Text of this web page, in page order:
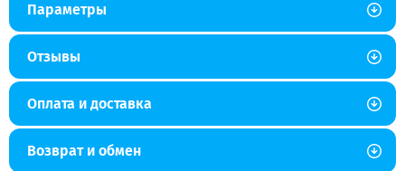
Параметры
Отзывы
Оплата и доставка
Возврат и обмен